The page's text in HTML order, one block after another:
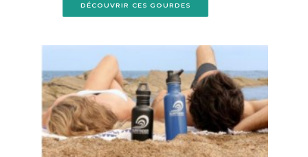
DÉCOUVRIR CES GOURDES